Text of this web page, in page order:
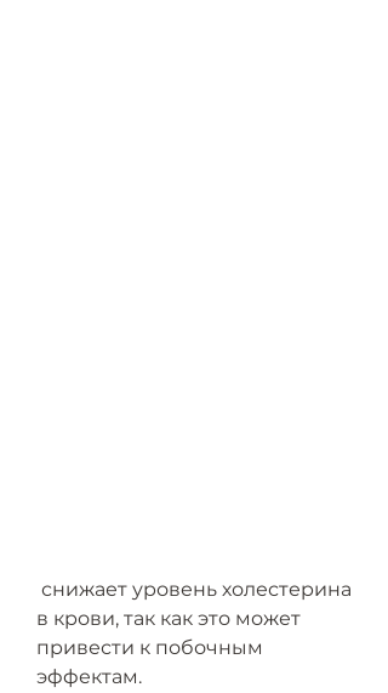
в крови, так как это может
привести к побочным
эффектам.